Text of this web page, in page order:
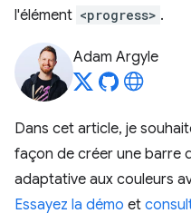
l'élément <progress> .
Adam Argyle
Dans cet article, je
façon de créer une barre
adaptative aux couleurs
Essayez la démo et